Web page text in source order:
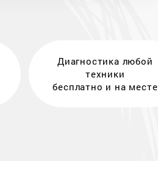
Диагностика любой
техники
бесплатно и на месте